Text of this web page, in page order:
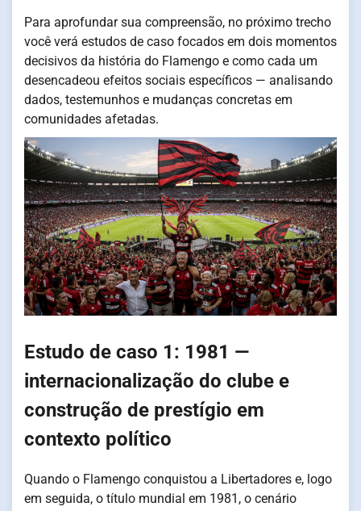
Para aprofundar sua compreensão, no próximo trecho
você verá estudos de caso focados em dois momentos
decisivos da história do Flamengo e como cada um
desencadeou efeitos sociais específicos — analisando
dados, testemunhos e mudanças concretas em
comunidades afetadas.
Estudo de caso 1: 1981 —
internacionalização do clube e
construção de prestígio em
contexto político
Quando o Flamengo conquistou a Libertadores e, logo
em seguida, o título mundial em 1981, o cenário